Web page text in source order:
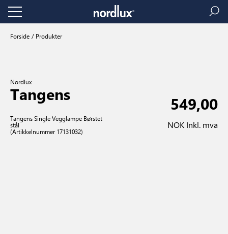
Forside Produkter
Nordlux
Tangens
Tangens Single Vegglampe Børstet
stål
(Artikkelnummer 17131032)
549,00
NOK Inkl. mva